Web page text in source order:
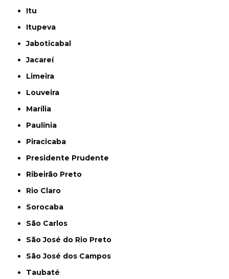
Itu
Itupeva
Jaboticabal
Jacareí
Limeira
Louveira
Marília
Paulínia
Piracicaba
Presidente Prudente
Ribeirão Preto
Rio Claro
Sorocaba
São Carlos
São José do Rio Preto
São José dos Campos
Taubaté